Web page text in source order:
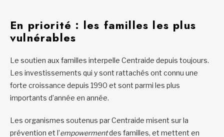
En priorité : les familles les plus
vulnérables
Le soutien aux familles interpelle Centraide depuis toujours.
Les investissements qui y sont rattachés ont connu une
forte croissance depuis 1990 et sont parmi les plus
importants d’année en année.
Les organismes soutenus par Centraide misent sur la
prévention et l’empowermentdes familles, et mettent en